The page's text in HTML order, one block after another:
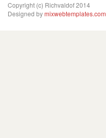
Copyright (c) Richvaldof 2014
Designed bymixwebtemplates.com